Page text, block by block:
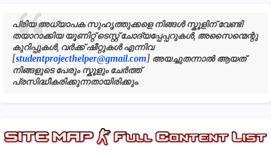
പ്രിയ അധ്യാപക സുഹൃത്തുക്കളെ നിങ്ങൾ സ്കൂളിന് വേണ്ടി
തയാറാക്കിയ യൂണിറ്റ് ടെസ്റ്റ് ചോദ്യപ്പേപ്പറുകൾ, അസൈന്മെന്റു
കുറിപ്പുകൾ, വർക്ക് ഷീറ്റുകൾ എന്നിവ
[studentprojecthelper@gmail.com] അയച്ചുതന്നാൽ ആയത്
നിങ്ങളുടെ പേരും സ്കൂളും ചേർത്ത്
പ്രസിദ്ധീകരിക്കുന്നതായിരിക്കും.